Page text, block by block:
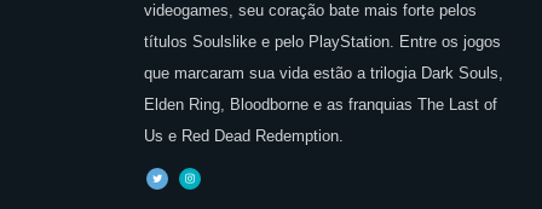
videogames, seu coração bate mais forte pelos
títulos Soulslike e pelo PlayStation. Entre os jogos
que marcaram sua vida estão a trilogia Dark Souls,
Elden Ring, Bloodborne e as franquias The Last of
Us e Red Dead Redemption.